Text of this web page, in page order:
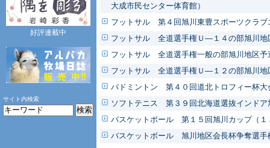
大成市民センター体育館）
フットサル 第４回旭川東豊スポーツクラブ
フットサル 全道選手権Ｕ―１４の部旭川地
フットサル 全道選手権一般の部旭川地区予
フットサル 全道選手権Ｕ―１２の部旭川地
バドミントン 第４０回道北トロフィー杯大
ソフトテニス 第３９回北海道選抜インドア
バスケットボール 第１５回旭川カップ（１
バスケットボール 旭川地区会長杯争奪選手
好評連載中
サイト内検索